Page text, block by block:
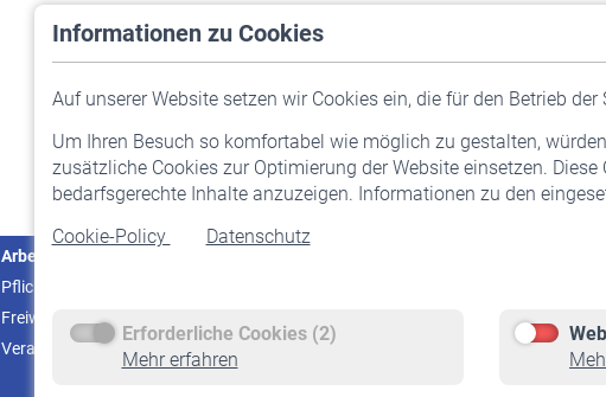
Informationen zu Cookies
Auf unserer Website setzen wir Cookies ein, die für den Betrieb der
Um Ihren Besuch so komfortabel wie möglich zu gestalten,
zusätzliche Cookies zur Optimierung der Website einsetzen.
bedarfsgerechte Inhalte anzuzeigen. Informationen zu den
Cookie-Policy
Datenschutz
Erforderliche Cookies (2)
Mehr erfahren
Arbeitgeber
Pflichtversicherung
Freiwillige Versicherung
Veranstaltungen
Staatliche Förderung
Rente